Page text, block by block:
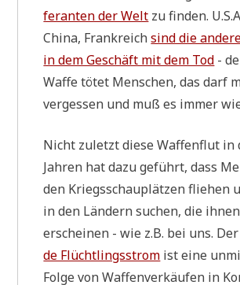
fe­ran­ten der Welt zu fin­den.
Chi­na, Frank­reichsind die
in dem Geschäft mit dem Tod -
Waf­fe tötet Men­schen, das darf
ver­ges­sen und muß es immer
Nicht zuletzt die­se Waf­fen­flut in
Jah­ren hat dazu geführt, dass
den Kriegs­schau­plät­zen flie­hen
in den Län­dern suchen, die
erschei­nen - wie z.B. bei uns.
de Flücht­lings­strom ist eine
Fol­ge von Waf­fen­ver­käu­fen in